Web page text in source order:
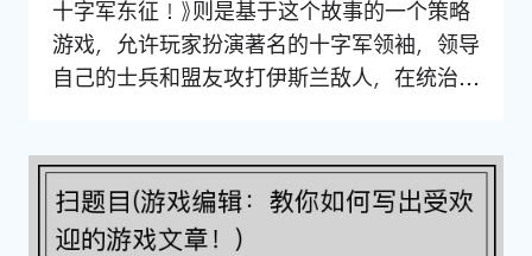
十字军东征！》则是基于这个故事的一个策略
游戏，允许玩家扮演著名的十字军领袖，领导
自己的士兵和盟友攻打伊斯兰敌人，在统治...